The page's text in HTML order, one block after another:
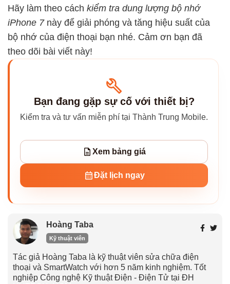
Hãy làm theo cách kiểm tra dung lượng bộ nhớ
iPhone 7này để giải phóng và tăng hiệu suất của
bộ nhớ của điện thoại bạn nhé. Cảm ơn bạn đã
theo dõi bài viết này!
Bạn đang gặp sự cố với thiết bị?
Kiểm tra và tư vấn miễn phí tại Thành Trung Mobile.
Xem bảng giá
Đặt lịch ngay
Hoàng Taba
Kỹ thuật viên
Tác giả Hoàng Taba là kỹ thuật viên sửa chữa điện
thoại và SmartWatch với hơn 5 năm kinh nghiệm. Tốt
nghiệp Công nghệ Kỹ thuật Điện - Điện Tử tại ĐH